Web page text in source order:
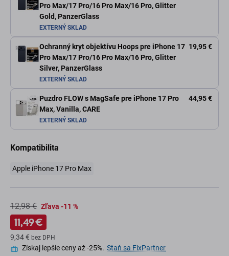
Pro Max/17 Pro/16 Pro Max/16 Pro, Glitter
Gold, PanzerGlass
EXTERNÝ SKLAD
Ochranný kryt objektívu Hoops pre iPhone 17
Pro Max/17 Pro/16 Pro Max/16 Pro, Glitter
Silver, PanzerGlass
19,95 €
EXTERNÝ SKLAD
Puzdro FLOW s MagSafe pre iPhone 17 Pro
Max, Vanilla, CARE
44,95 €
EXTERNÝ SKLAD
Kompatibilita
Apple iPhone 17 Pro Max
12,98 € Zľava -11 %
11,49 €
9,34 € bez DPH
Získaj lepšie ceny až -25%. Staň sa FixPartner